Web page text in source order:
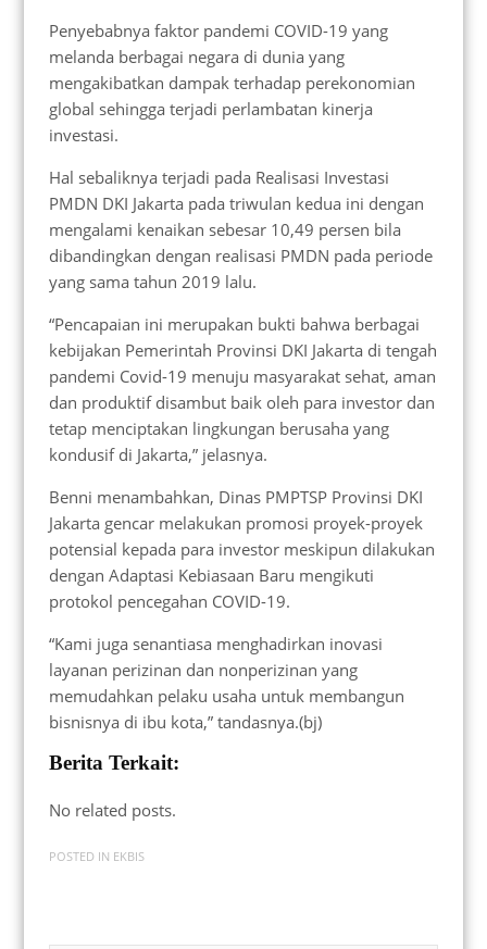
Penyebabnya faktor pandemi COVID-19 yang
melanda berbagai negara di dunia yang
mengakibatkan dampak terhadap perekonomian
global sehingga terjadi perlambatan kinerja
investasi.
Hal sebaliknya terjadi pada Realisasi Investasi
PMDN DKI Jakarta pada triwulan kedua ini dengan
mengalami kenaikan sebesar 10,49 persen bila
dibandingkan dengan realisasi PMDN pada periode
yang sama tahun 2019 lalu.
“Pencapaian ini merupakan bukti bahwa berbagai
kebijakan Pemerintah Provinsi DKI Jakarta di tengah
pandemi Covid-19 menuju masyarakat sehat, aman
dan produktif disambut baik oleh para investor dan
tetap menciptakan lingkungan berusaha yang
kondusif di Jakarta,” jelasnya.
Benni menambahkan, Dinas PMPTSP Provinsi DKI
Jakarta gencar melakukan promosi proyek-proyek
potensial kepada para investor meskipun dilakukan
dengan Adaptasi Kebiasaan Baru mengikuti
protokol pencegahan COVID-19.
“Kami juga senantiasa menghadirkan inovasi
layanan perizinan dan nonperizinan yang
memudahkan pelaku usaha untuk membangun
bisnisnya di ibu kota,” tandasnya.(bj)
Berita Terkait:
No related posts.
POSTED IN EKBIS